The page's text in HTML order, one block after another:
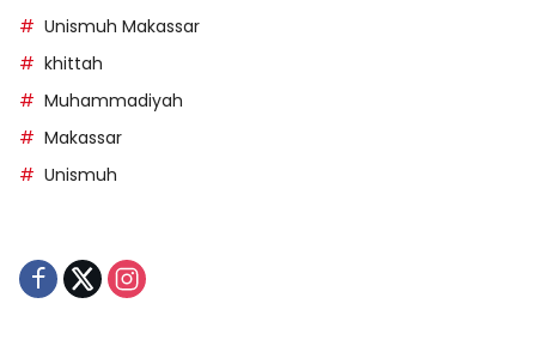
Unismuh Makassar
khittah
Muhammadiyah
Makassar
Unismuh